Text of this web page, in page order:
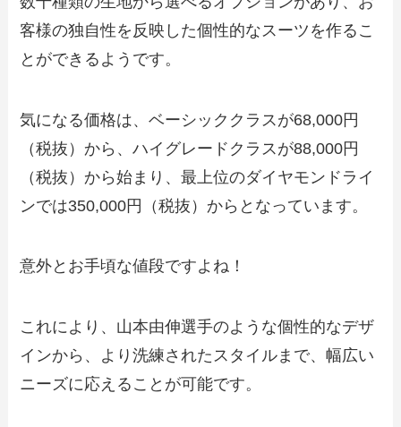
客様の独自性を反映した個性的なスーツを作るこ
とができるようです。
気になる価格は、ベーシッククラスが68,000円
（税抜）から、ハイグレードクラスが88,000円
（税抜）から始まり、最上位のダイヤモンドライ
ンでは350,000円（税抜）からとなっています。
意外とお手頃な値段ですよね！
これにより、山本由伸選手のような個性的なデザ
インから、より洗練されたスタイルまで、幅広い
ニーズに応えることが可能です。